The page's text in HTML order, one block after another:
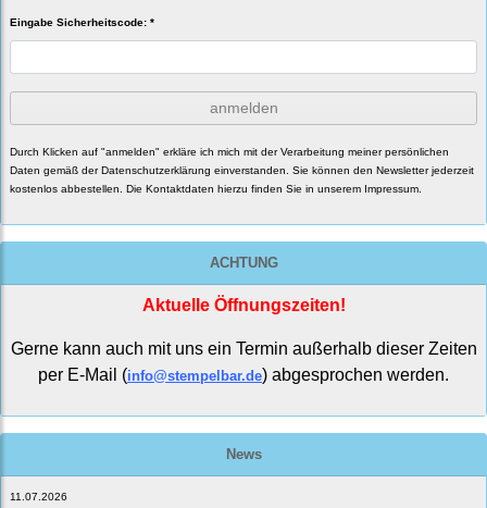
Eingabe Sicherheitscode: *
anmelden
Durch Klicken auf "anmelden" erkläre ich mich mit der Verarbeitung meiner persönlichen
Daten gemäß derDatenschutzerklärung einverstanden. Sie können den Newsletter jederzeit
kostenlos abbestellen. Die Kontaktdaten hierzu finden Sie in unserem Impressum.
ACHTUNG
Aktuelle Öffnungszeiten!
Gerne kann auch mit uns ein Termin außerhalb dieser Zeiten
per E-Mail (info@stempelbar.de) abgesprochen werden.
News
11.07.2026